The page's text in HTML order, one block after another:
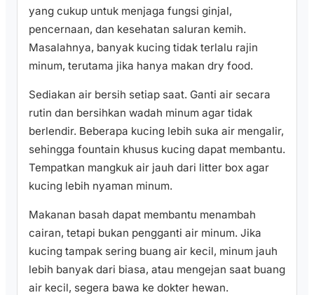
yang cukup untuk menjaga fungsi ginjal,
pencernaan, dan kesehatan saluran kemih.
Masalahnya, banyak kucing tidak terlalu rajin
minum, terutama jika hanya makan dry food.
Sediakan air bersih setiap saat. Ganti air secara
rutin dan bersihkan wadah minum agar tidak
berlendir. Beberapa kucing lebih suka air mengalir,
sehingga fountain khusus kucing dapat membantu.
Tempatkan mangkuk air jauh dari litter box agar
kucing lebih nyaman minum.
Makanan basah dapat membantu menambah
cairan, tetapi bukan pengganti air minum. Jika
kucing tampak sering buang air kecil, minum jauh
lebih banyak dari biasa, atau mengejan saat buang
air kecil, segera bawa ke dokter hewan.